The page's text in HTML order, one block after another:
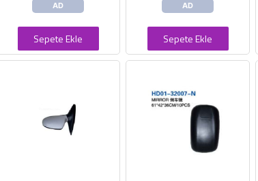
AD
Sepete Ekle
AD
Sepete Ekle